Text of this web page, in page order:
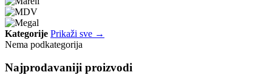
Kategorije Prikaži sve →
Nema podkategorija
Najprodavaniji proizvodi